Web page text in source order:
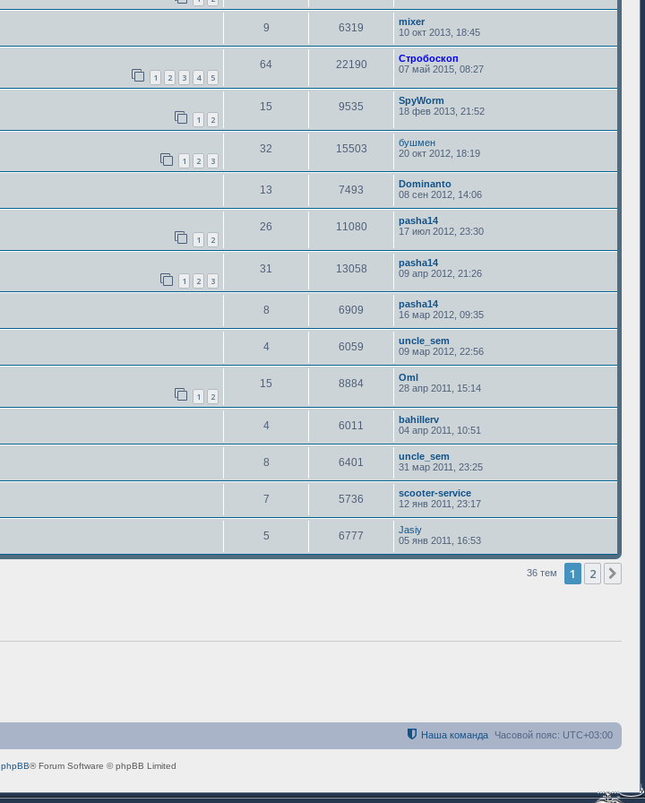
9 6319
mixer
10 окт 2013, 18:45
1 2 3 4 5
64 22190
Стробоскоп
07 май 2015, 08:27
1 2
15 9535
SpyWorm
18 фев 2013, 21:52
1 2 3
32 15503
бушмен
20 окт 2012, 18:19
13 7493
Dominanto
08 сен 2012, 14:06
1 2
26 11080
pasha14
17 июл 2012, 23:30
1 2 3
31 13058
pasha14
09 апр 2012, 21:26
8 6909
pasha14
16 мар 2012, 09:35
4 6059
uncle_sem
09 мар 2012, 22:56
1 2
15 8884
Oml
28 апр 2011, 15:14
4 6011
bahillerv
04 апр 2011, 10:51
8 6401
uncle_sem
31 мар 2011, 23:25
7 5736
scooter-service
12 янв 2011, 23:17
5 6777
Jasiy
05 янв 2011, 16:53
36 тем 1 2
Часовой пояс: UTC+03:00
Наша команда
phpBB® Forum Software © phpBB Limited